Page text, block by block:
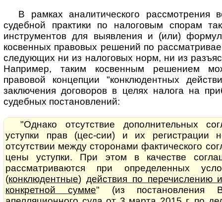
В рамках аналитического рассмотрения
судебной практики по налоговым спорам
инструментов для выявления и (или)
косвенных правовых решений по
следующих ни из налоговых норм, ни из
Например, таким косвенным решением
правовой концепции "конклюдентных
заключения договоров в целях налога на
судебных постановлений:
"Однако отсутствие дополнительных
уступки прав (цес-сии) и их регистрации
отсутствии между сторонами фактического
цены уступки. При этом в качестве
рассматриваются при определенных
(конклюдентные) действия по перечислению
конкретной сумме" (из постановления